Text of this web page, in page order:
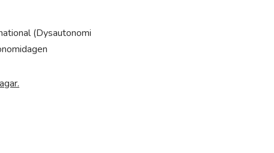
(Dysautonomi